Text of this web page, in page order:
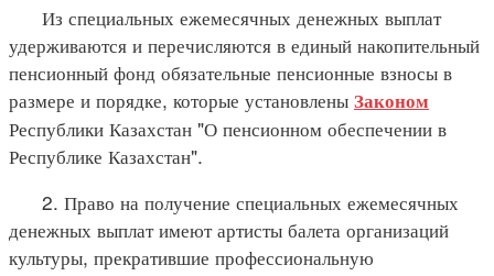
Из специальных ежемесячных денежных выплат
удерживаются и перечисляются в единый накопительный
пенсионный фонд обязательные пенсионные взносы в
размере и порядке, которые установлены Законом
Республики Казахстан "О пенсионном обеспечении в
Республике Казахстан".
2. Право на получение специальных ежемесячных
денежных выплат имеют артисты балета организаций
культуры, прекратившие профессиональную